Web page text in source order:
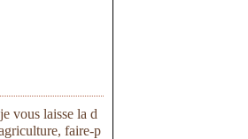
vous laisse la d
faire-p